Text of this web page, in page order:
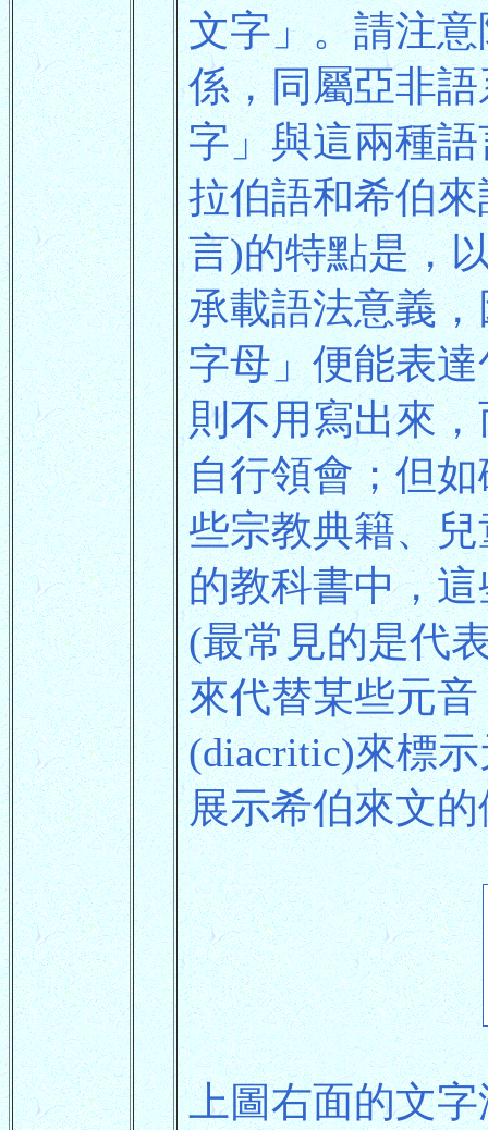
文字」。請注
係，同屬亞非
字」與這兩種
拉伯語和希伯
言)的特點是，
承載語法意義
字母」便能表
則不用寫出來
自行領會；但
些宗教典籍、
的教科書中，
(最常見的是代
來代替某些元
(diacritic)來標
展示希伯來文
上圖右面的文